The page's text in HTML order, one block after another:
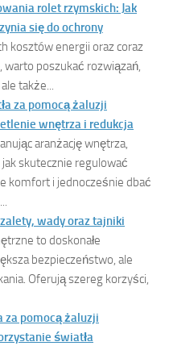
rolet rzymskich: Jak
się do ochrony
kosztów energii oraz coraz
poszukać rozwiązań,
także...
za pomocą żaluzji
wnętrza i redukcja
aranżację wnętrza,
skutecznie regulować
komfort i jednocześnie dbać
wady oraz tajniki
to doskonałe
bezpieczeństwo, ale
Oferują szereg korzyści,
za pomocą żaluzji
światła